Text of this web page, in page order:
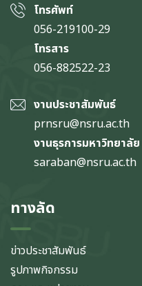
โทรศัพท์
056-219100-29
โทรสาร
056-882522-23
งานประชาสัมพันธ์
prnsru@nsru.ac.th
งานธุรการมหาวิทยาลัย
saraban@nsru.ac.th
ทางลัด
ข่าวประชาสัมพันธ์
รูปภาพกิจกรรม